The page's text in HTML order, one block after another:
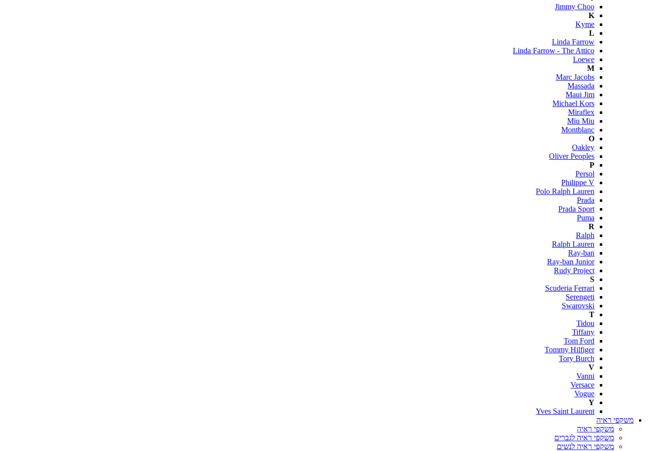
Jimmy Choo
K
Kyme
L
Linda Farrow
Linda Farrow - The Attico
Loewe
M
Marc Jacobs
Massada
Maui Jim
Michael Kors
Miraflex
Miu Miu
Montblanc
O
Oakley
Oliver Peoples
P
Persol
Philippe V
Polo Ralph Lauren
Prada
Prada Sport
Puma
R
Ralph
Ralph Lauren
Ray-ban
Ray-ban Junior
Rudy Project
S
Scuderia Ferrari
Serengeti
Swarovski
T
Tidou
Tiffany
Tom Ford
Tommy Hilfiger
Tory Burch
V
Vanni
Versace
Vogue
Y
Yves Saint Laurent
משקפי ראיה
משקפי ראיה
משקפי ראיה לגברים
משקפי ראיה לנשים